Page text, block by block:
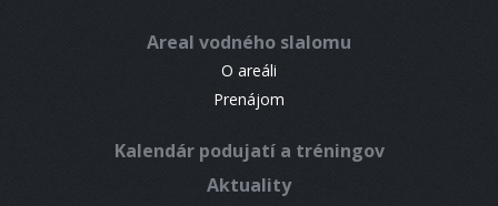
Areal vodného slalomu
O areáli
Prenájom
Kalendár podujatí a tréningov
Aktuality